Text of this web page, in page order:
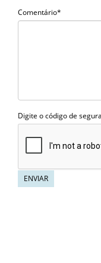
Comentário*
Digite o código de
ENVIAR